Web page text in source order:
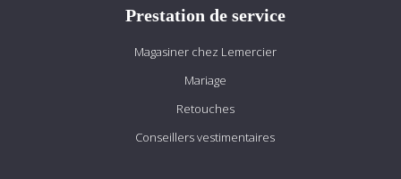
Prestation de service
Magasiner chez Lemercier
Mariage
Retouches
Conseillers vestimentaires